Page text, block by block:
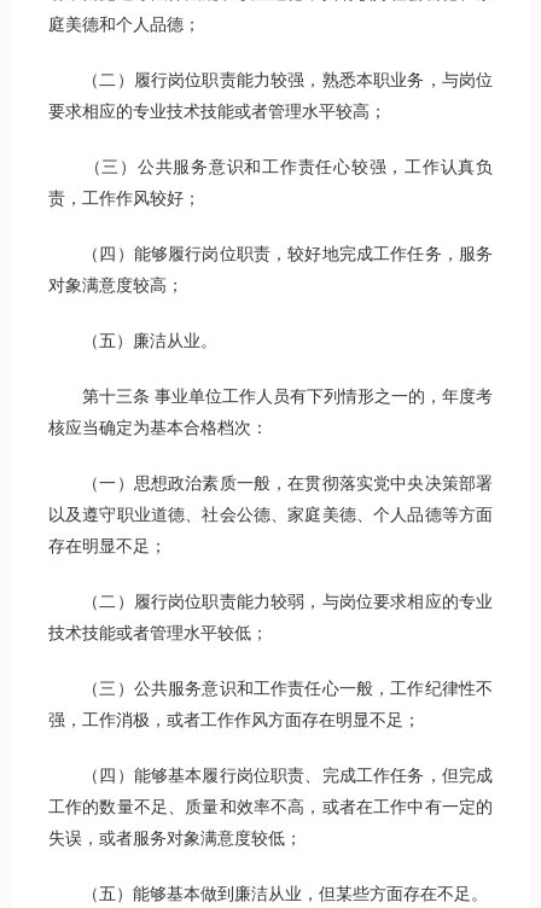
庭美德和个人品德；
（二）履行岗位职责能力较强，熟悉本职业务，与岗位
要求相应的专业技术技能或者管理水平较高；
（三）公共服务意识和工作责任心较强，工作认真负
责，工作作风较好；
（四）能够履行岗位职责，较好地完成工作任务，服务
对象满意度较高；
（五）廉洁从业。
第十三条 事业单位工作人员有下列情形之一的，年度考
核应当确定为基本合格档次：
（一）思想政治素质一般，在贯彻落实党中央决策部署
以及遵守职业道德、社会公德、家庭美德、个人品德等方面
存在明显不足；
（二）履行岗位职责能力较弱，与岗位要求相应的专业
技术技能或者管理水平较低；
（三）公共服务意识和工作责任心一般，工作纪律性不
强，工作消极，或者工作作风方面存在明显不足；
（四）能够基本履行岗位职责、完成工作任务，但完成
工作的数量不足、质量和效率不高，或者在工作中有一定的
失误，或者服务对象满意度较低；
（五）能够基本做到廉洁从业，但某些方面存在不足。